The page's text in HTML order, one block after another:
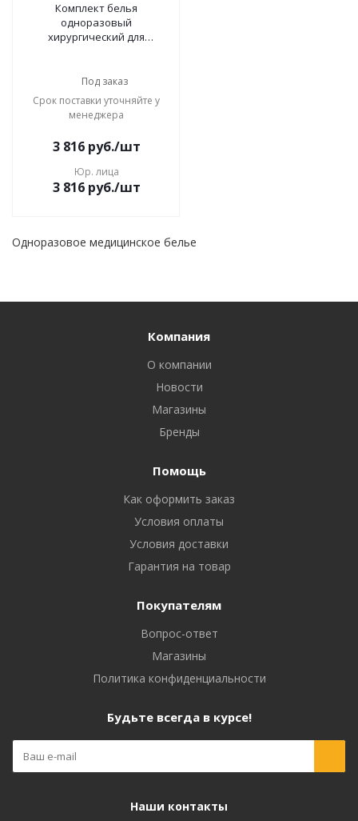
Комплект белья
одноразовый
хирургический для
стерильный 5 предметов
Под заказ
Срок поставки уточняйте у
менеджера
3 816руб./шт
Юр. лица
3 816руб./шт
Одноразовое медицинское белье
Компания
О компании
Новости
Магазины
Бренды
Помощь
Как оформить заказ
Условия оплаты
Условия доставки
Гарантия на товар
Покупателям
Вопрос-ответ
Магазины
Политика конфиденциальности
Будьте всегда в курсе!
Наши контакты